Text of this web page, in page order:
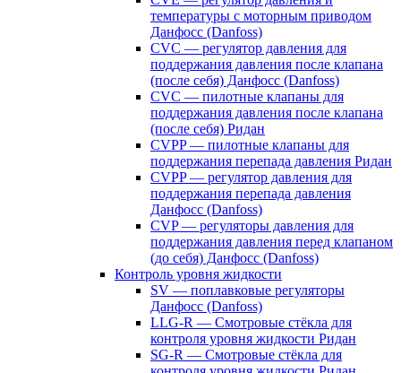
температуры с моторным приводом
Данфосс (Danfoss)
CVС — регулятор давления для
поддержания давления после клапана
(после себя) Данфосс (Danfoss)
CVС — пилотные клапаны для
поддержания давления после клапана
(после себя) Ридан
CVPP — пилотные клапаны для
поддержания перепада давления Ридан
CVPP — регулятор давления для
поддержания перепада давления
Данфосс (Danfoss)
CVP — регуляторы давления для
поддержания давления перед клапаном
(до себя) Данфосс (Danfoss)
Контроль уровня жидкости
SV — поплавковые регуляторы
Данфосс (Danfoss)
LLG-R — Смотровые стёкла для
контроля уровня жидкости Ридан
SG-R — Смотровые стёкла для